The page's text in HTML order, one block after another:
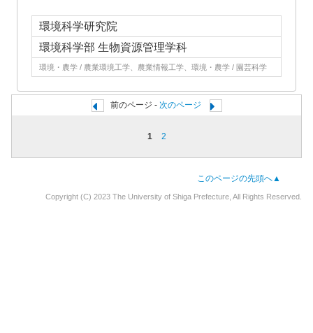
環境科学研究院
環境科学部 生物資源管理学科
環境・農学 / 農業環境工学、農業情報工学、環境・農学 / 園芸科学
前のページ - 次のページ
1 2
このページの先頭へ▲
Copyright (C) 2023 The University of Shiga Prefecture, All Rights Reserved.